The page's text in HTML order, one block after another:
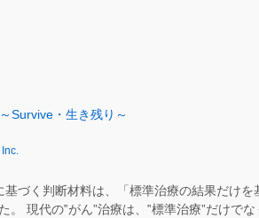
Survive・生き残り～
づく判断材料は、「標準治療の結果だけを
。 現代の‟がん”治療は、‟標準治療”だけで